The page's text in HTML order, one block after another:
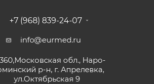
+7 (968) 839-24-07
info@eurmed.ru
обл., Наро-
р-н, г. Апрелевка,
ул.Октябрьская 9